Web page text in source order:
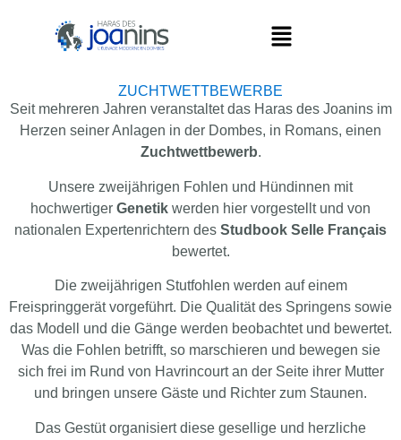
ZUCHTWETTBEWERBE
Seit mehreren Jahren veranstaltet das Haras des Joanins im
Herzen seiner Anlagen in der Dombes, in Romans, einen
Zuchtwettbewerb.
Unsere zweijährigen Fohlen und Hündinnen mit
hochwertiger Genetik werden hier vorgestellt und von
nationalen Expertenrichtern des Studbook Selle Français
bewertet.
Die zweijährigen Stutfohlen werden auf einem
Freispringgerät vorgeführt. Die Qualität des Springens sowie
das Modell und die Gänge werden beobachtet und bewertet.
Was die Fohlen betrifft, so marschieren und bewegen sie
sich frei im Rund von Havrincourt an der Seite ihrer Mutter
und bringen unsere Gäste und Richter zum Staunen.
Das Gestüt organisiert diese gesellige und herzliche